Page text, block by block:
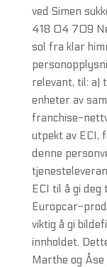
ved Simen
418 04 709
sol fra klar
relevant, til: a)
enheter av
franchise-
utpekt av ECI,
denne
ECI til å gi
Europcar-
viktig å gi
innholdet.
Marthe og